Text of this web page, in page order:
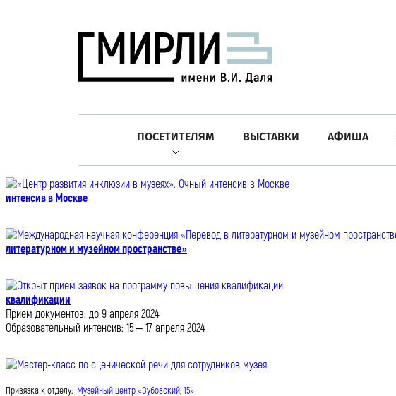
ПОСЕТИТЕЛЯМ ВЫСТАВКИ АФИША
интенсив в Москве
литературном и музейном пространстве»
квалификации
Прием документов: до 9 апреля 2024
Образовательный интенсив: 15 ‒ 17 апреля 2024
Привязка к отделу: Музейный центр «Зубовский, 15»